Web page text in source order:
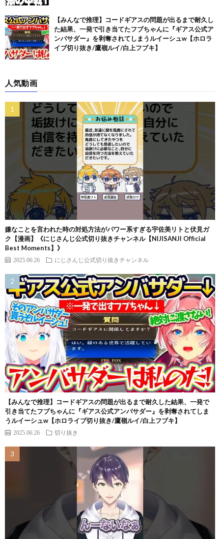
【みんなで推理】コードギアスの問題が出るまで耐久し
た結果、一発で引き当てたフブちゃんに『ギアス公式ア
ンバサダー』を剥奪されてしまうルイーシュw【ホロラ
イブ切り抜き/鷹嶺ルイ/白上フブキ】
人気動画
嫌なことを言われた時の対処方法がパワー系すぎる宇佐美リトと伏見ガ
ク【漫画】《にじさんじ公式切り抜きチャンネル【NIJISANJI Official
Best Moments】》
2025.06.26 にじさんじ公式切り抜きチャンネル
【みんなで推理】コードギアスの問題が出るまで耐久した結果、一発で
引き当てたフブちゃんに『ギアス公式アンバサダー』を剥奪されてしま
うルイーシュw【ホロライブ切り抜き/鷹嶺ルイ/白上フブキ】
2025.06.26 切り抜き